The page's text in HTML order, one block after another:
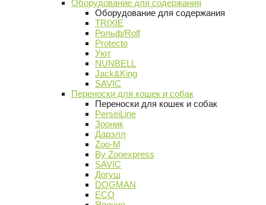
Оборудование для содержания
Оборудование для содержания
TRIXIE
Рольф/Rolf
Protecto
Уют
NUNBELL
Jack&King
SAVIC
Переноски для кошек и собак
Переноски для кошек и собак
PerseiLine
Зооник
Дарэлл
Zoo-M
By Zooexpress
SAVIC
Догуш
DOGMAN
ECO